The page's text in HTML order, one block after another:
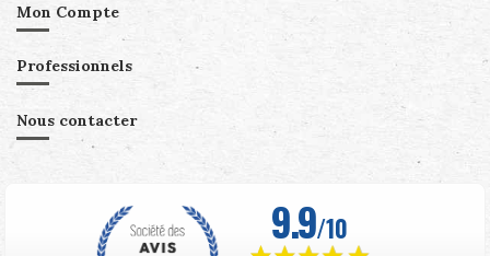
Mon Compte
Professionnels
Nous contacter